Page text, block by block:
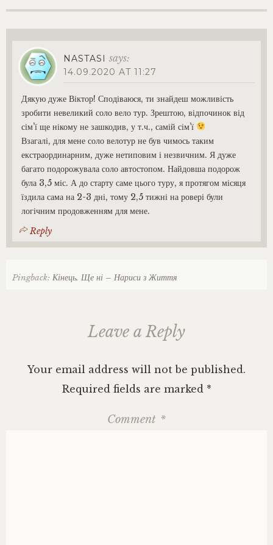
о
а
ю
т
м
.
Б
і
б
а
NASTASI says:
14.09.2020 AT 11:27
Дякую дуже Віктор! Сподіваюся, ти знайдеш можливість
зробити невеликий соло вело тур. Зрештою, відпочинок від
сім’ї ще нікому не зашкодив, у т.ч., самій сім’ї
Взагалі, для мене соло велотур не був чимось таким
екстраординарним, дуже нетиповим і незвичним. Я дуже
багато подорожувала соло автостопом. Найдовша подорож
була 3,5 міс. А до старту саме цього туру, я протягом місяця
їздила сама на 2-3 дні, тому 2,5 тижні на ровері були
логічним продовженням для мене.
Reply
Pingback: Кінець. Ще ні – Нариси з Життя
Leave a Reply
Your email address will not be published.
Required fields are marked *
Comment *